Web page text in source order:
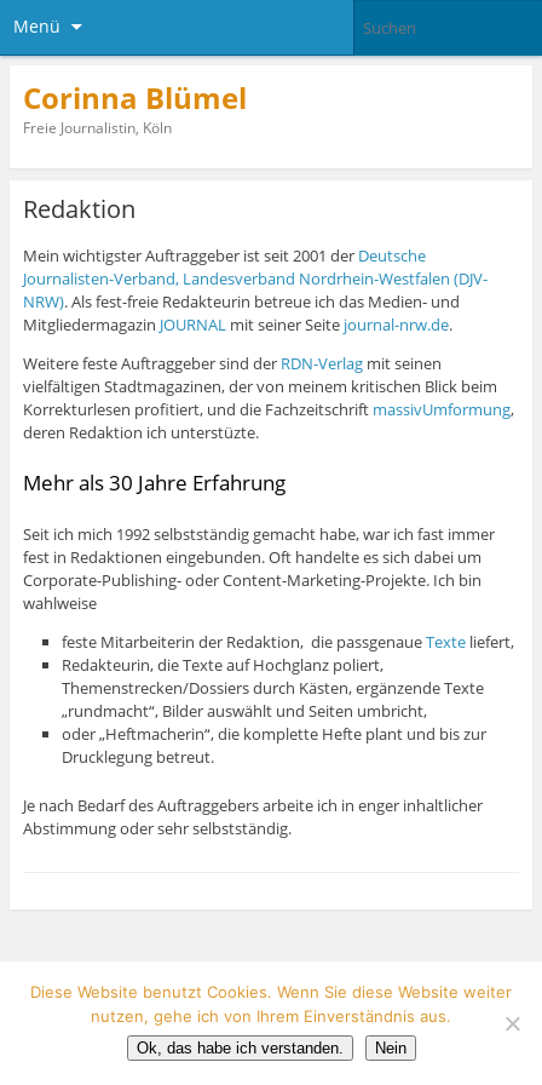
Menü
Corinna Blümel
Freie Journalistin, Köln
Redaktion
Mein wichtigster Auftraggeber ist seit 2001 der Deutsche
Journalisten-Verband, Landesverband Nordrhein-Westfalen (DJV-
NRW). Als fest-freie Redakteurin betreue ich das Medien- und
Mitgliedermagazin JOURNALmit seiner Seite journal-nrw.de.
Weitere feste Auftraggeber sind der RDN-Verlagmit seinen
vielfältigen Stadtmagazinen, der von meinem kritischen Blick beim
Korrekturlesen profitiert, und die Fachzeitschrift massivUmformung,
deren Redaktion ich unterstüzte.
Mehr als 30 Jahre Erfahrung
Seit ich mich 1992 selbstständig gemacht habe, war ich fast immer
fest in Redaktionen eingebunden. Oft handelte es sich dabei um
Corporate-Publishing- oder Content-Marketing-Projekte. Ich bin
wahlweise
feste Mitarbeiterin der Redaktion, die passgenaueTexte liefert,
Redakteurin, die Texte auf Hochglanz poliert,
Themenstrecken/Dossiers durch Kästen, ergänzende Texte
„rundmacht“, Bilder auswählt und Seiten umbricht,
oder „Heftmacherin“, die komplette Hefte plant und bis zur
Drucklegung betreut.
Je nach Bedarf des Auftraggebers arbeite ich in enger inhaltlicher
Abstimmung oder sehr selbstständig.
Proudly powered by WordPress
Diese Website benutzt Cookies. Wenn Sie diese Website weiter
nutzen, gehe ich von Ihrem Einverständnis aus.
Ok, das habe ich verstanden. Nein